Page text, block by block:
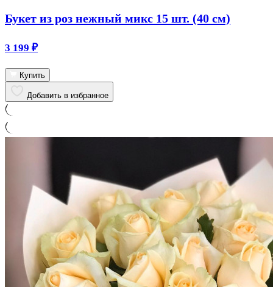
Букет из роз нежный микс 15 шт. (40 см)
3 199 ₽
Купить
Добавить в избранное